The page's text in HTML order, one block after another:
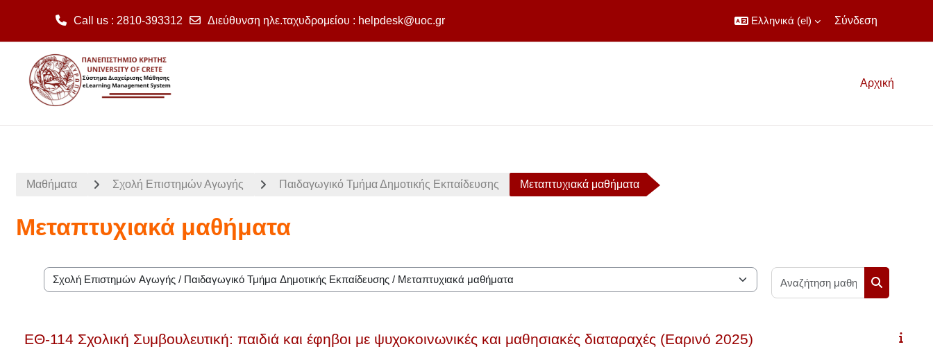
Call us : 2810-393312 Διεύθυνση ηλε.ταχυδρομείου : helpdesk@uoc.gr Ελληνικά ‎(el)‎ Σύνδεση
Αρχική
Μαθήματα Σχολή Επιστημών Αγωγής Παιδαγωγικό Τμήμα Δημοτικής Εκπαίδευσης Μεταπτυχιακά μαθήματα
Μεταπτυχιακά μαθήματα
Κατηγορίες μαθημάτων
Αναζήτηση
ΕΘ-114 Σχολική Συμβουλευτική: παιδιά και έφηβοι με ψυχοκοινωνικές και μαθησιακές διαταραχές (Εαρινό 2025)